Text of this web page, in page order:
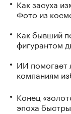
Как засуха
Фото из
Как бывший
фигурантом
ИИ помогает
компаниям
Конец
эпоха